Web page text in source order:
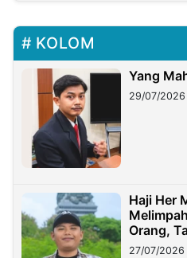
KOLOM
Yang
29/07/
Haji Her
Orang,
27/07/